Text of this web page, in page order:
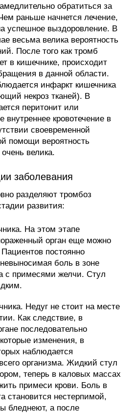
обратиться за
раньше начнется лечение,
успешное выздоровление. В
весьма велика вероятность
После того как тромб
в кишечнике, происходит
в данной области.
инфаркт кишечника
некроз тканей). В
перитонит или
внутреннее кровотечение в
своевременной
помощи вероятность
велика.
заболевания
разделяют тромбоз
развития:
На этом этапе
орган еще можно
постоянно
боль в зоне
с примесями желчи. Стул
Недуг не стоит на месте
Как следствие, в
последовательно
изменения, в
наблюдается
организма. Жидкий стул
теперь в каловых массах
примеси крови. Боль в
становится нестерпимой,
бледнеют, а после